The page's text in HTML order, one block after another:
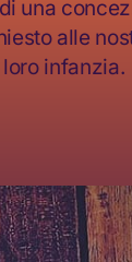
una
alle
infanzia.